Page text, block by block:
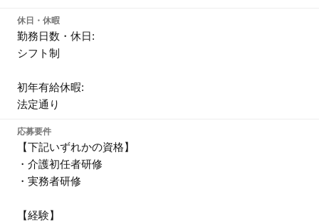
休日・休暇
勤務日数・休日:
シフト制
初年有給休暇:
法定通り
応募要件
【下記いずれかの資格】
・介護初任者研修
・実務者研修
【経験】